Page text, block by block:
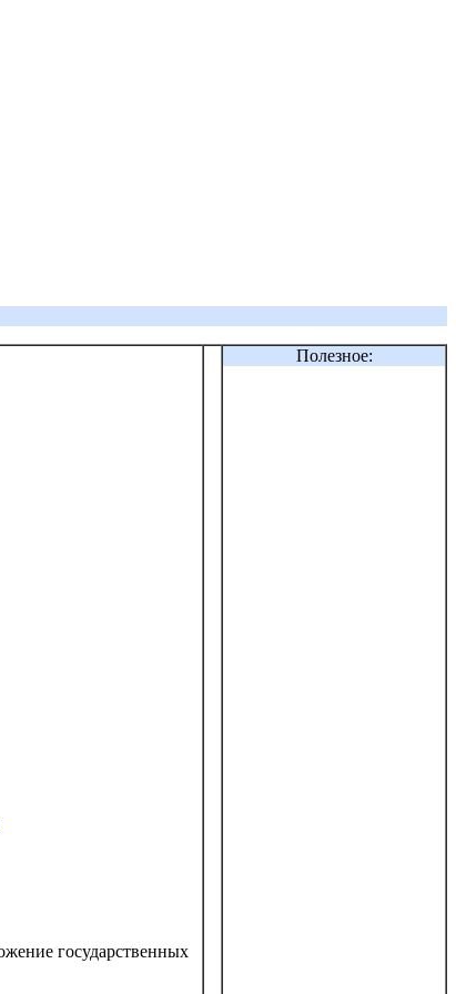
государственных
Полезное: